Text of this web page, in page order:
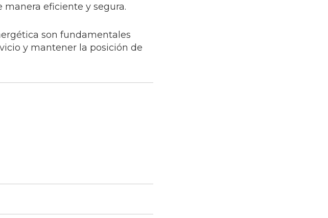
eficiente y segura.
son fundamentales
y mantener la posición de